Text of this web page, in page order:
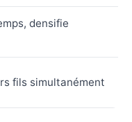
densifie
fils simultanément